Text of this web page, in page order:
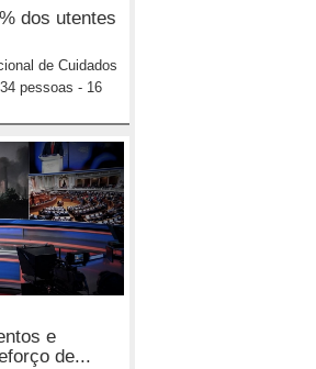
dos utentes
de Cuidados
pessoas - 16
e
de...